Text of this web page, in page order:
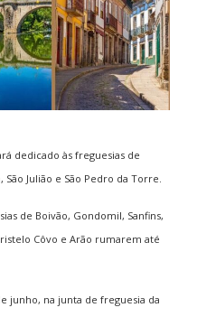
dedicado às freguesias de
Julião e São Pedro da Torre.
de Boivão, Gondomil, Sanfins,
Côvo e Arão rumarem até
junho, na junta de freguesia da